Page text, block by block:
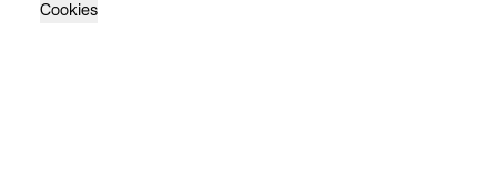
Cookies